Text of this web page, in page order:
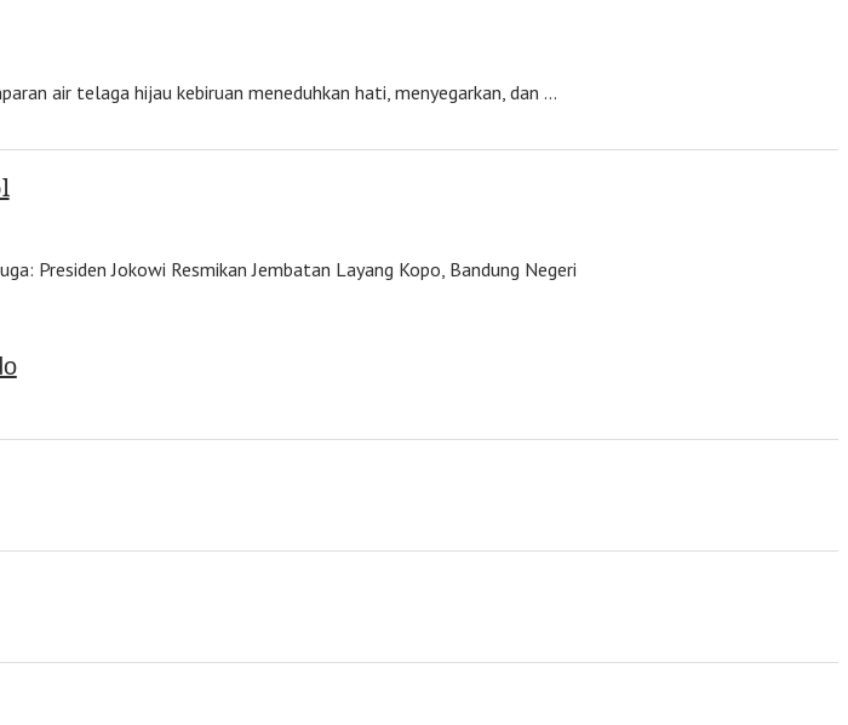
air telaga hijau kebiruan meneduhkan hati, menyegarkan, dan …
Presiden Jokowi Resmikan Jembatan Layang Kopo, Bandung Negeri